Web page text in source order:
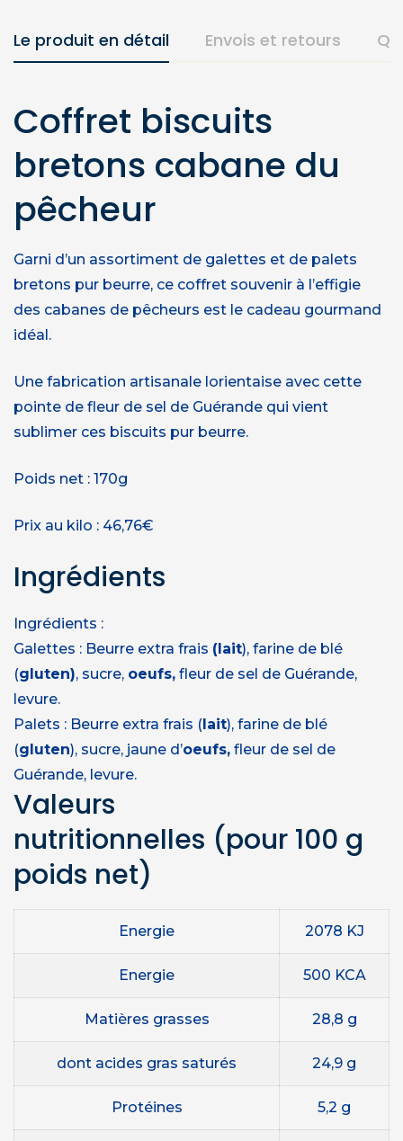
Le produit en détail Envois et retours
Coffret biscuits
bretons cabane du
pêcheur
Garni d’un assortiment de galettes et de palets
bretons pur beurre, ce coffret souvenir à l’effigie
des cabanes de pêcheurs est le cadeau gourmand
idéal.
Une fabrication artisanale lorientaise avec cette
pointe de fleur de sel de Guérande qui vient
sublimer ces biscuits pur beurre.
Poids net : 170g
Prix au kilo : 46,76€
Ingrédients
Ingrédients :
Galettes : Beurre extra frais (lait), farine de blé
(gluten), sucre, oeufs, fleur de sel de Guérande,
levure.
Palets : Beurre extra frais (lait), farine de blé
(gluten), sucre, jaune d’oeufs, fleur de sel de
Guérande, levure.
Valeurs
nutritionnelles (pour 100 g
poids net)
Energie 2078 KJ
Energie 500 KCA
Matières grasses 28,8 g
dont acides gras saturés 24,9 g
Protéines 5,2 g